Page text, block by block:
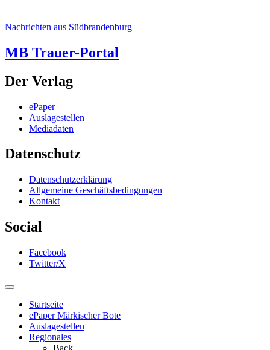
Nachrichten aus Südbrandenburg
MB Trauer-Portal
Der Verlag
ePaper
Auslagestellen
Mediadaten
Datenschutz
Datenschutzerklärung
Allgemeine Geschäftsbedingungen
Kontakt
Social
Facebook
Twitter/X
Startseite
ePaper Märkischer Bote
Auslagestellen
Regionales